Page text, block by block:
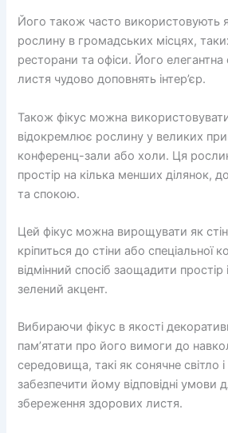
Його також часто використовують
рослину в громадських місцях,
ресторани та офіси. Його
листя чудово доповнять інтер’єр.
Також фікус можна
відокремлює рослину у великих
конференц-зали або холи. Ця
простір на кілька менших ділянок,
та спокою.
Цей фікус можна вирощувати як
кріпиться до стіни або спеціальної
відмінний спосіб заощадити простір
зелений акцент.
Вибираючи фікус в якості
пам’ятати про його вимоги до
середовища, такі як сонячне світло
забезпечити йому відповідні умови
збереження здорових листя.